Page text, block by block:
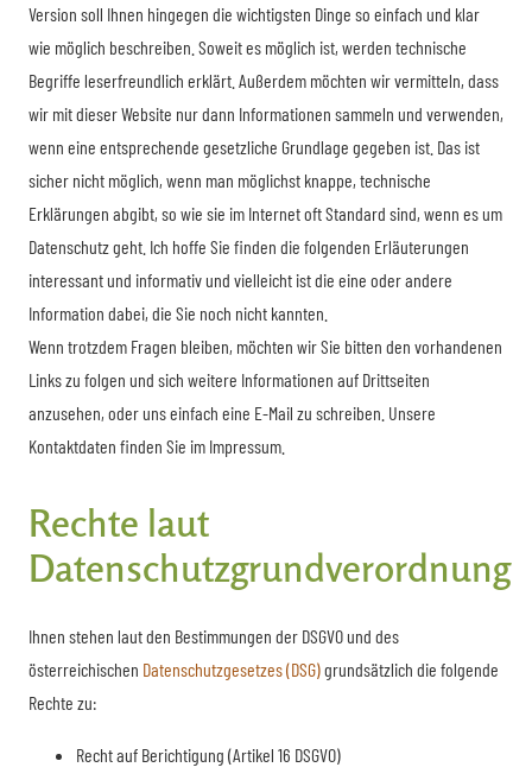
Version soll Ihnen hingegen die wichtigsten Dinge so einfach und klar
wie möglich beschreiben. Soweit es möglich ist, werden technische
Begriffe leserfreundlich erklärt. Außerdem möchten wir vermitteln, dass
wir mit dieser Website nur dann Informationen sammeln und verwenden,
wenn eine entsprechende gesetzliche Grundlage gegeben ist. Das ist
sicher nicht möglich, wenn man möglichst knappe, technische
Erklärungen abgibt, so wie sie im Internet oft Standard sind, wenn es um
Datenschutz geht. Ich hoffe Sie finden die folgenden Erläuterungen
interessant und informativ und vielleicht ist die eine oder andere
Information dabei, die Sie noch nicht kannten.
Wenn trotzdem Fragen bleiben, möchten wir Sie bitten den vorhandenen
Links zu folgen und sich weitere Informationen auf Drittseiten
anzusehen, oder uns einfach eine E-Mail zu schreiben. Unsere
Kontaktdaten finden Sie im Impressum.
Rechte laut
Datenschutzgrundverordnung
Ihnen stehen laut den Bestimmungen der DSGVO und des
österreichischen Datenschutzgesetzes (DSG)grundsätzlich die folgende
Rechte zu:
Recht auf Berichtigung (Artikel 16 DSGVO)